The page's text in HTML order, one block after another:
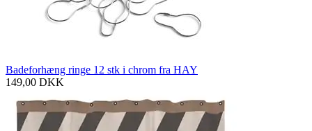
Badeforhæng ringe 12 stk i chrom fra HAY
149,00 DKK